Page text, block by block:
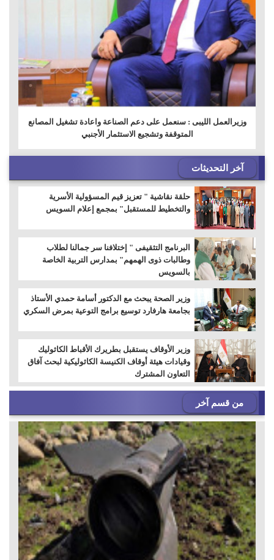
وزيرالعمل الليبى : سنعمل على دعم الصناعة واعادة تشغيل المصانع
المتوقفة وتشجيع الاستثمار الأجنبي
آخر التحديثات
حلقة نقاشية " تعزيز قيم المسؤولية الأسرية
والتخطيط للمستقبل" بمجمع إعلام السويس
البرنامج التثقيفى " إختلافنا سر جمالنا لطلاب
وطالبات ذوى الهمهم" بمدارس التربية الخاصة
بالسويس
وزير الصحة يبحث مع الدكتور أسامة حمدي الأستاذ
بجامعة هارفارد توسيع برامج التوعية بمرض السكري
وزير الأوقاف يستقبل بطريرك الأقباط الكاثوليك
وقيادات هيئة أوقاف الكنيسة الكاثوليكية لبحث آفاق
التعاون المشترك
من قسم آخر